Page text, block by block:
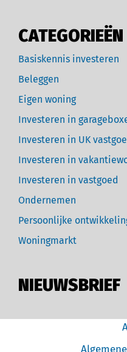
CATEGORIEËN
Basiskennis investeren
Beleggen
Eigen woning
Investeren in
Investeren in UK
Investeren in
Investeren in vastgoed
Ondernemen
Persoonlijke
Woningmarkt
NIEUWSBRIEF